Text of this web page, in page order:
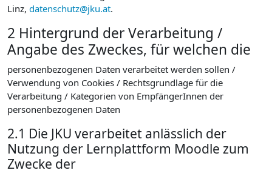
Linz, datenschutz@jku.at.
2 Hintergrund der Verarbeitung /
Angabe des Zweckes, für welchen die
personenbezogenen Daten verarbeitet werden sollen /
Verwendung von Cookies / Rechtsgrundlage für die
Verarbeitung / Kategorien von EmpfängerInnen der
personenbezogenen Daten
2.1 Die JKU verarbeitet anlässlich der
Nutzung der Lernplattform Moodle zum
Zwecke der